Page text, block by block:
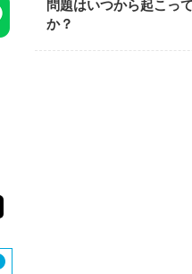
問題はいつから起こっ
か？